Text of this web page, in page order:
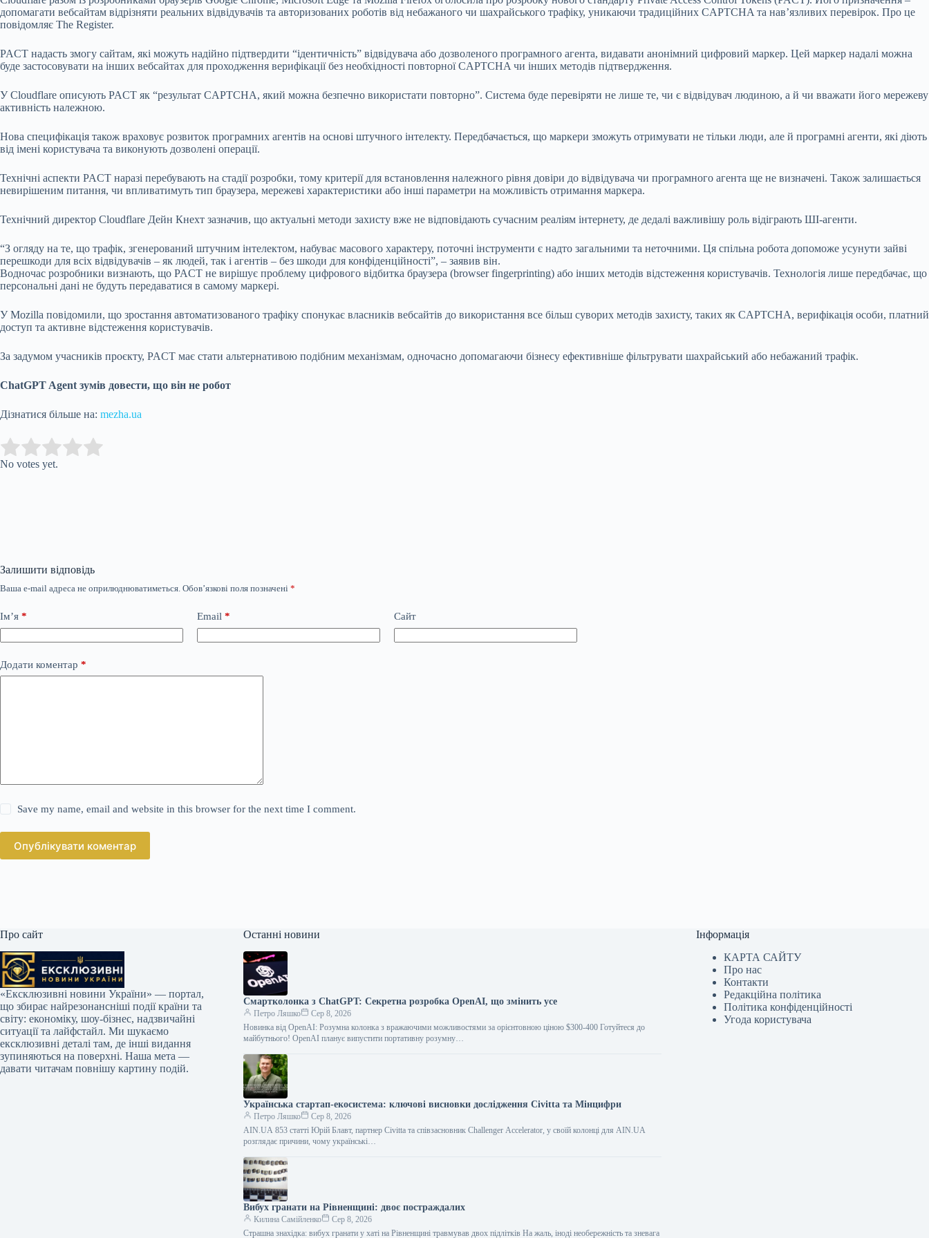
допомагати вебсайтам відрізняти реальних відвідувачів та авторизованих роботів від небажаного чи шахрайського трафіку, уникаючи традиційних CAPTCHA та нав’язливих перевірок. Про це
повідомляє The Register.
PACT надасть змогу сайтам, які можуть надійно підтвердити “ідентичність” відвідувача або дозволеного програмного агента, видавати анонімний цифровий маркер. Цей маркер надалі можна
буде застосовувати на інших вебсайтах для проходження верифікації без необхідності повторної CAPTCHA чи інших методів підтвердження.
У Cloudflare описують PACT як “результат CAPTCHA, який можна безпечно використати повторно”. Система буде перевіряти не лише те, чи є відвідувач людиною, а й чи вважати його мережеву
активність належною.
Нова специфікація також враховує розвиток програмних агентів на основі штучного інтелекту. Передбачається, що маркери зможуть отримувати не тільки люди, але й програмні агенти, які діють
від імені користувача та виконують дозволені операції.
Технічні аспекти PACT наразі перебувають на стадії розробки, тому критерії для встановлення належного рівня довіри до відвідувача чи програмного агента ще не визначені. Також залишається
невирішеним питання, чи впливатимуть тип браузера, мережеві характеристики або інші параметри на можливість отримання маркера.
Технічний директор Cloudflare Дейн Кнехт зазначив, що актуальні методи захисту вже не відповідають сучасним реаліям інтернету, де дедалі важливішу роль відіграють ШІ-агенти.
“З огляду на те, що трафік, згенерований штучним інтелектом, набуває масового характеру, поточні інструменти є надто загальними та неточними. Ця спільна робота допоможе усунути зайві
перешкоди для всіх відвідувачів – як людей, так і агентів – без шкоди для конфіденційності”, – заявив він.
Водночас розробники визнають, що PACT не вирішує проблему цифрового відбитка браузера (browser fingerprinting) або інших методів відстеження користувачів. Технологія лише передбачає, що
персональні дані не будуть передаватися в самому маркері.
У Mozilla повідомили, що зростання автоматизованого трафіку спонукає власників вебсайтів до використання все більш суворих методів захисту, таких як CAPTCHA, верифікація особи, платний
доступ та активне відстеження користувачів.
За задумом учасників проєкту, PACT має стати альтернативою подібним механізмам, одночасно допомагаючи бізнесу ефективніше фільтрувати шахрайський або небажаний трафік.
ChatGPT Agent зумів довести, що він не робот
Дізнатися більше на: mezha.ua
Rate this item:
No votes yet.
Залишити відповідь
Ваша e-mail адреса не оприлюднюватиметься. Обов’язкові поля позначені *
Ім’я * Email * Сайт
Додати коментар *
Save my name, email and website in this browser for the next time I comment.
Опублікувати коментар
Про сайт
«Ексклюзивні новини України» — портал,
що збирає найрезонансніші події країни та
світу: економіку, шоу-бізнес, надзвичайні
ситуації та лайфстайл. Ми шукаємо
ексклюзивні деталі там, де інші видання
зупиняються на поверхні. Наша мета —
давати читачам повнішу картину подій.
Останні новини
Смартколонка з ChatGPT: Секретна розробка OpenAI, що змінить усе
Петро Ляшко
Сер 8, 2026
Новинка від OpenAI: Розумна колонка з вражаючими можливостями за орієнтовною ціною $300-400 Готуйтеся до
майбутнього! OpenAI планує випустити портативну розумну…
Українська стартап-екосистема: ключові висновки дослідження Civitta та Мінцифри
Петро Ляшко
Сер 8, 2026
AIN.UA 853 статті Юрій Блавт, партнер Civitta та співзасновник Challenger Accelerator, у своїй колонці для AIN.UA
розглядає причини, чому українські…
Вибух гранати на Рівненщині: двоє постраждалих
Килина Самійленко
Сер 8, 2026
Страшна знахідка: вибух гранати у хаті на Рівненщині травмував двох підлітків На жаль, іноді необережність та зневага
Інформація
КАРТА САЙТУ
Про нас
Контакти
Редакційна політика
Політика конфіденційності
Угода користувача